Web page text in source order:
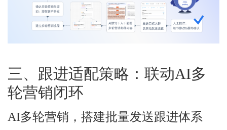
三、跟进适配策略：联动AI多
轮营销闭环
AI多轮营销，搭建批量发送跟进体系